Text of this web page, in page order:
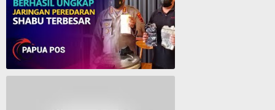
Polresta Jayapura Berhasil ungkap jaringan peredaran shabu terbesar